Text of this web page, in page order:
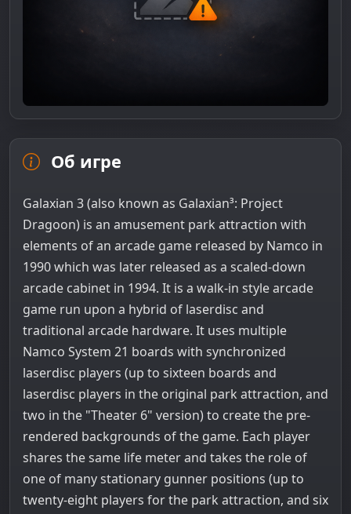
Об игре
Galaxian 3 (also known as Galaxian³: Project
Dragoon) is an amusement park attraction with
elements of an arcade game released by Namco in
1990 which was later released as a scaled-down
arcade cabinet in 1994. It is a walk-in style arcade
game run upon a hybrid of laserdisc and
traditional arcade hardware. It uses multiple
Namco System 21 boards with synchronized
laserdisc players (up to sixteen boards and
laserdisc players in the original park attraction, and
two in the "Theater 6" version) to create the pre-
rendered backgrounds of the game. Each player
shares the same life meter and takes the role of
one of many stationary gunner positions (up to
twenty-eight players for the park attraction, and six